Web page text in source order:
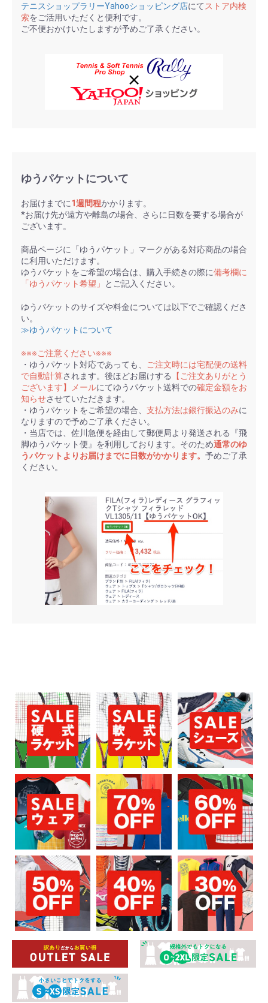
テニスショップラリーYahooショッピング店にて ストア内検
索をご活用いただくと便利です。
ご不便おかけいたしますが予めご了承ください。
ゆうパケットについて
お届けまでに1週間程かかります。
*お届け先が遠方や離島の場合、さらに日数を要する場合が
ございます。
商品ページに「ゆうパケット」マークがある対応商品の場合
に利用いただけます。
ゆうパケットをご希望の場合は、購入手続きの際に備考欄に
「ゆうパケット希望」
とご記入ください。
ゆうパケットのサイズや料金については以下でご確認くださ
い。
≫ゆうパケットについて
※※※ご注意ください※※※
・ゆうパケット対応であっても、
ご注文時には宅配便の送料
で自動計算されます。後ほどお届けする
【ご注文ありがとう
ございます】メールにてゆうパケット送料での確定金額をお
知らせさせていただきます。
・ゆうパケットをご希望の場合、 支払方法は銀行振込のみに
なりますので予めご了承ください。
・当店では、佐川急便を経由して郵便局より発送される『飛
脚ゆうパケット便』を利用しております。そのため通常のゆ
うパケットよりお届けまでに日数がかかります。 予めご了承
ください。